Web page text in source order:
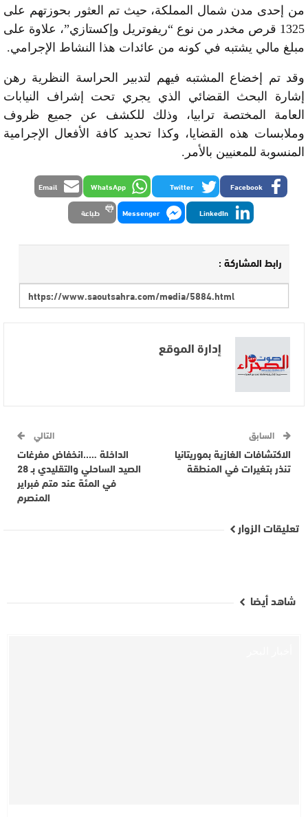
من إحدى مدن شمال المملكة، حيث تم العثور بحوزتهم على
1325 قرص مخدر من نوع “ريفوتريل وإكستازي”، علاوة على
مبلغ مالي يشتبه في كونه من عائدات هذا النشاط الإجرامي.
وقد تم إخضاع المشتبه فيهم لتدبير الحراسة النظرية رهن
إشارة البحث القضائي الذي يجري تحت إشراف النيابات
العامة المختصة ترابيا، وذلك للكشف عن جميع ظروف
وملابسات هذه القضايا، وكذا تحديد كافة الأفعال الإجرامية
المنسوبة للمعنيين بالأمر.
Facebook
Twitter
WhatsApp
Email
LinkedIn
Messenger طباعة
رابط المشاركة :
إدارة الموقع
السابق
الاكتشافات الغازية بموريتانيا
تنذر بتغيرات في المنطقة
التالي
الداخلة …..انخفاض مفرغات
الصيد الساحلي والتقليدي بـ 28
في المئة عند متم فبراير
المنصرم
تعليقات الزوار
شاهد أيضا